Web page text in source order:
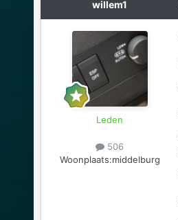
willem1
Leden
506
Woonplaats:middelburg